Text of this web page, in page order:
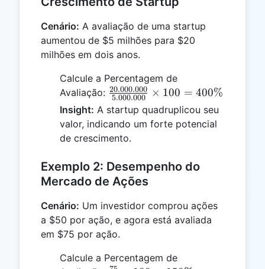
Cenário: A avaliação de uma startup
aumentou de $5 milhões para $20
milhões em dois anos.
Calcule a Percentagem de
Avaliação: \frac{20.000.000}
{5.000.000}
\times 100 =
400\%
5.000.000
20.000.000 × 100 = 400%
Insight: A startup quadruplicou seu
valor, indicando um forte potencial
de crescimento.
Exemplo 2: Desempenho do
Mercado de Ações
Cenário: Um investidor comprou ações
a $50 por ação, e agora está avaliada
em $75 por ação.
Calcule a Percentagem de